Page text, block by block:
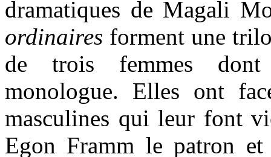
dramatiques de Magali
ordinaires forment une
de trois femmes
monologue. Elles ont
masculines qui leur font
Egon Framm le patron